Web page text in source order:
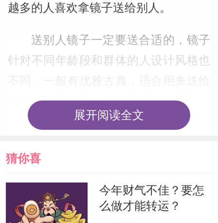
越多的人喜欢拿镜子送给别人。
送别人镜子一定要送合适的，镜子
针对不同年龄段和群体的人设计风格也
长辈；潮流浪漫，适合用来送给爱人；
活泼可爱，适合用来送给晚辈；简约典
于着不同的情感表现。
送镜子有哪些特殊的寓意。因为化
妆镜是每天都必须要使用的物品，每一
展开阅读全文
猜你喜
今年财气不佳？要怎
么做才能转运？